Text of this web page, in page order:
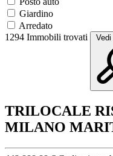
Giardino
Arredato
1294 Immobili trovati
TRILOCALE
MILANO